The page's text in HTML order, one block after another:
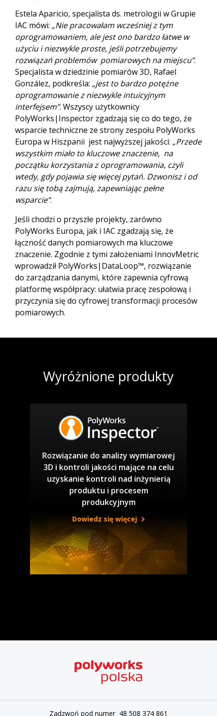
Estela Aparicio, specjalista ds. metrologii w Grupie
IAC mówi: „Nie pracowałam wcześniej z tym
oprogramowaniem, ale jest ono bardzo łatwe w
użyciu i niezwykle proste, jeśli potrzebujemy
rozwiązań problemów pomiarowych na miejscu”.
Specjalista w dziedzinie pomiarów 3D, Rafael
González, podkreśla: „jest to bardzo potężne
oprogramowanie z niezwykle intuicyjnym
interfejsem”. Wszyscy użytkownicy
PolyWorks|Inspector zgadzają się co do tego, że
wsparcie techniczne ze strony zespołu PolyWorks
Europa w Hiszpanii jest najwyższej jakości: „Przede
wszystkim miało to kluczowe znaczenie, na
początku korzystania z oprogramowania, czyli
wtedy, gdy pojawia się więcej pytań. Dzwonisz i od
razu się tobą zajmują, zapewniając pełne
wsparcie”.
Jeśli chodzi o przyszłe projekty, zarówno
PolyWorks Europa, jak i IAC zgadzają się, że
łączność danych pomiarowych ma kluczowe
znaczenie. Zgodnie z tymi założeniami InnovMetric
wprowadził PolyWorks|DataLoop™, rozwiązanie
do zarządzania danymi, które zapewnia cyfrową
platformę współpracy: ułatwia pracę zespołową i
przyczynia się do cyfrowej transformacji procesów
pomiarowych.
Wyróżnione produkty
Rozwiązanie do analizy wymiarowej
3D i kontroli jakości mające na celu
uzyskanie kontroli nad inżynierią
produktu i procesem
produkcyjnym
Dowiedz się więcej
Zadzwoń pod numer 48 508 374 861